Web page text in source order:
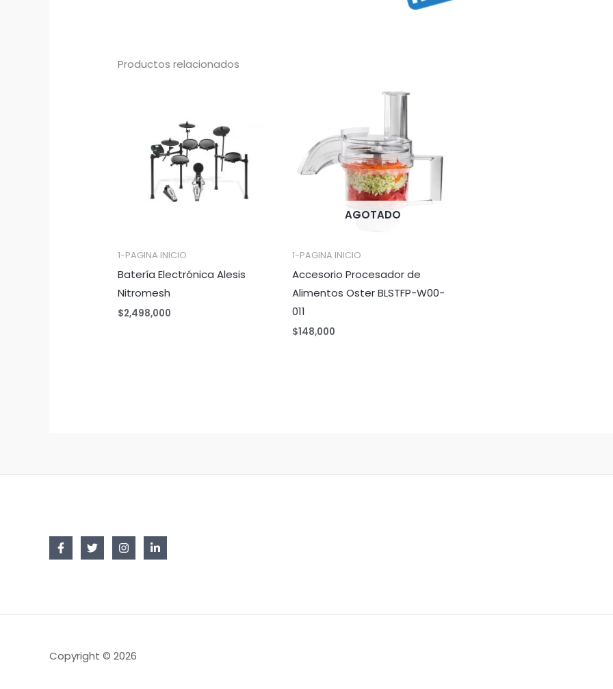
Productos relacionados
1-PAGINA INICIO
Batería Electrónica Alesis
Nitromesh
$2,498,000
AGOTADO
1-PAGINA INICIO
Accesorio Procesador de
Alimentos Oster BLSTFP-W00-
011
$148,000
Copyright © 2026